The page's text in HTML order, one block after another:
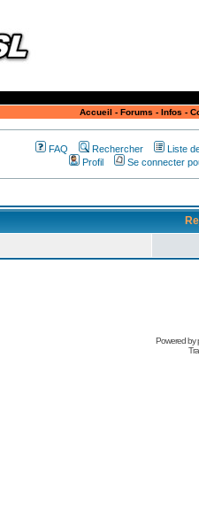
Accueil - Forums - Infos -
FAQ Rechercher
Liste
Profil
Se connecter
Powered by